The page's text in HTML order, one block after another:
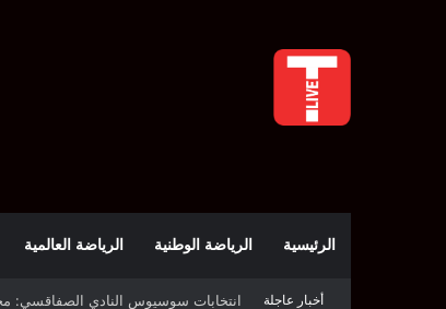
الرئيسية الرياضة الوطنية الرياضة العالمية
أخبار عاجلة